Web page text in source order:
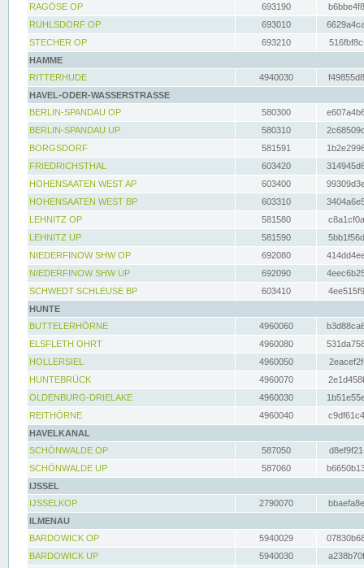
RAGÖSE OP
693190
RUHLSDORF OP
693010
STECHER OP
693210
HAMME
RITTERHUDE
4940030
HAVEL-ODER-WASSERSTRASSE
BERLIN-SPANDAU OP
580300
BERLIN-SPANDAU UP
580310
BORGSDORF
581591
FRIEDRICHSTHAL
603420
HOHENSAATEN WEST AP
603400
HOHENSAATEN WEST BP
603310
LEHNITZ OP
581580
LEHNITZ UP
581590
NIEDERFINOW SHW OP
692080
NIEDERFINOW SHW UP
692090
SCHWEDT SCHLEUSE BP
603410
HUNTE
BUTTELERHÖRNE
4960060
ELSFLETH OHRT
4960080
HOLLERSIEL
4960050
HUNTEBRÜCK
4960070
OLDENBURG-DRIELAKE
4960030
REITHÖRNE
4960040
HAVELKANAL
SCHÖNWALDE OP
587050
SCHÖNWALDE UP
587060
IJSSEL
IJSSELKOP
2790070
ILMENAU
BARDOWICK OP
5940029
BARDOWICK UP
5940030